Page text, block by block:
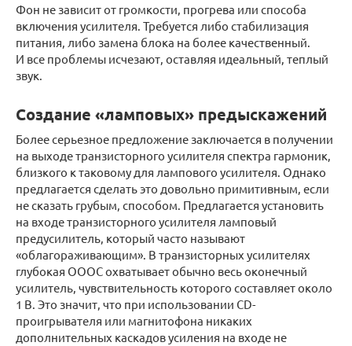
Фон не зависит от громкости, прогрева или способа
включения усилителя. Требуется либо стабилизация
питания, либо замена блока на более качественный.
И все проблемы исчезают, оставляя идеальный, теплый
звук.
Создание «ламповых» предыскажений
Более серьезное предложение заключается в получении
на выходе транзисторного усилителя спектра гармоник,
близкого к таковому для лампового усилителя. Однако
предлагается сделать это довольно примитивным, если
не сказать грубым, способом. Предлагается установить
на входе транзисторного усилителя ламповый
предусилитель, который часто называют
«облагораживающим». В транзисторных усилителях
глубокая ОООС охватывает обычно весь оконечный
усилитель, чувствительность которого составляет около
1 В. Это значит, что при использовании CD-
проигрывателя или магнитофона никаких
дополнительных каскадов усиления на входе не